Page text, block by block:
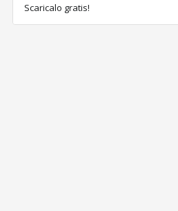
Scaricalo gratis!